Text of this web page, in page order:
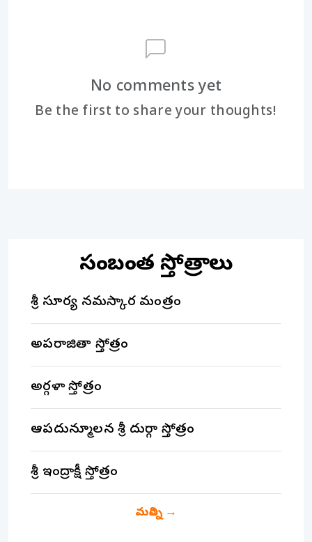
No comments yet
Be the first to share your thoughts!
సంబంధిత స్తోత్రాలు
శ్రీ సూర్య నమస్కార మంత్రం
అపరాజితా స్తోత్రం
అర్గళా స్తోత్రం
ఆపదున్మూలన శ్రీ దుర్గా స్తోత్రం
శ్రీ ఇంద్రాక్షీ స్తోత్రం
మరిన్ని→